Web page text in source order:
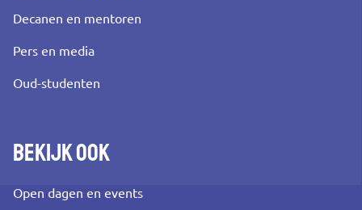
Decanen en mentoren
Pers en media
Oud-studenten
Bekijk ook
Open dagen en events